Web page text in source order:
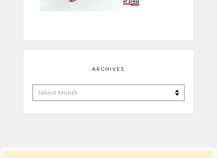
ARCHIVES
Archives